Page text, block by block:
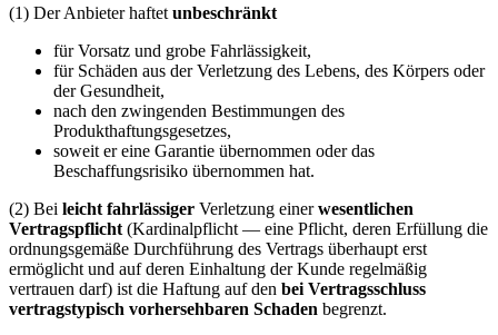
(1) Der Anbieter haftet unbeschränkt
für Vorsatz und grobe Fahrlässigkeit,
für Schäden aus der Verletzung des Lebens, des Körpers oder
der Gesundheit,
nach den zwingenden Bestimmungen des
Produkthaftungsgesetzes,
soweit er eine Garantie übernommen oder das
Beschaffungsrisiko übernommen hat.
(2) Bei leicht fahrlässiger Verletzung einerwesentlichen
Vertragspflicht (Kardinalpflicht — eine Pflicht, deren Erfüllung die
ordnungsgemäße Durchführung des Vertrags überhaupt erst
ermöglicht und auf deren Einhaltung der Kunde regelmäßig
vertrauen darf) ist die Haftung auf den bei Vertragsschluss
vertragstypisch vorhersehbaren Schaden begrenzt.